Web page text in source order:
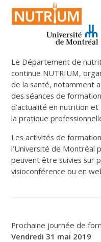
Le Département de
continue NUTRIUM,
de la santé, notamment
des séances de
d’actualité en nutrition
la pratique
Les activités de
l’Université de Montréal
peuvent être suivies sur
visioconférence ou en
Prochaine journée de
Vendredi 31 mai 2019